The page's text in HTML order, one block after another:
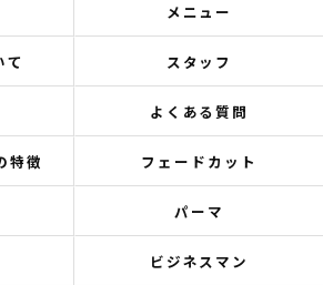
メニュー
て スタッフ
よくある質問
特徴 フェードカット
パーマ
ビジネスマン